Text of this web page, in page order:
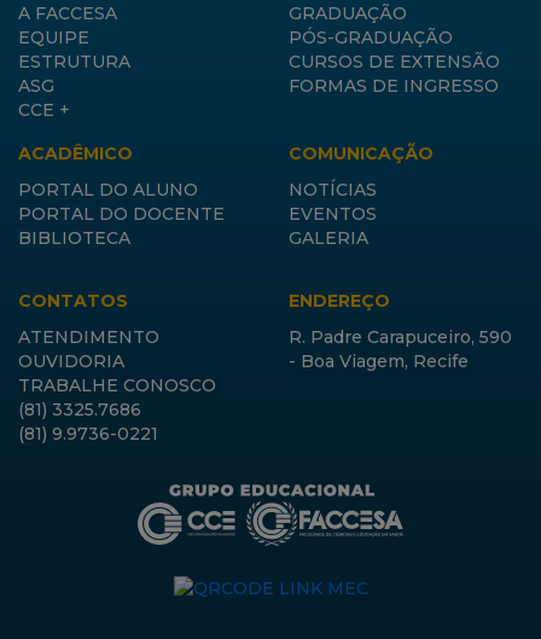
A FACCESA
EQUIPE
ESTRUTURA
ASG
CCE +
GRADUAÇÃO
PÓS-GRADUAÇÃO
CURSOS DE EXTENSÃO
FORMAS DE INGRESSO
ACADÊMICO
PORTAL DO ALUNO
PORTAL DO DOCENTE
BIBLIOTECA
COMUNICAÇÃO
NOTÍCIAS
EVENTOS
GALERIA
CONTATOS
ATENDIMENTO
OUVIDORIA
TRABALHE CONOSCO
(81) 3325.7686
(81) 9.9736-0221
ENDEREÇO
R. Padre Carapuceiro, 590
- Boa Viagem, Recife